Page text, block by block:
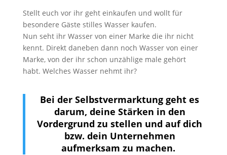
Stellt euch vor ihr geht einkaufen und wollt für
besondere Gäste stilles Wasser kaufen.
Nun seht ihr Wasser von einer Marke die ihr nicht
kennt. Direkt daneben dann noch Wasser von einer
Marke, von der ihr schon unzählige male gehört
habt. Welches Wasser nehmt ihr?
Bei der Selbstvermarktung geht es
darum, deine Stärken in den
Vordergrund zu stellen und auf dich
bzw. dein Unternehmen
aufmerksam zu machen.